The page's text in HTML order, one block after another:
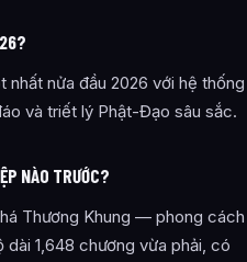
nhất nửa đầu 2026 với hệ thống
và triết lý Phật-Đạo sâu sắc.
NÀO TRƯỚC?
Thương Khung — phong cách
1,648 chương vừa phải, có